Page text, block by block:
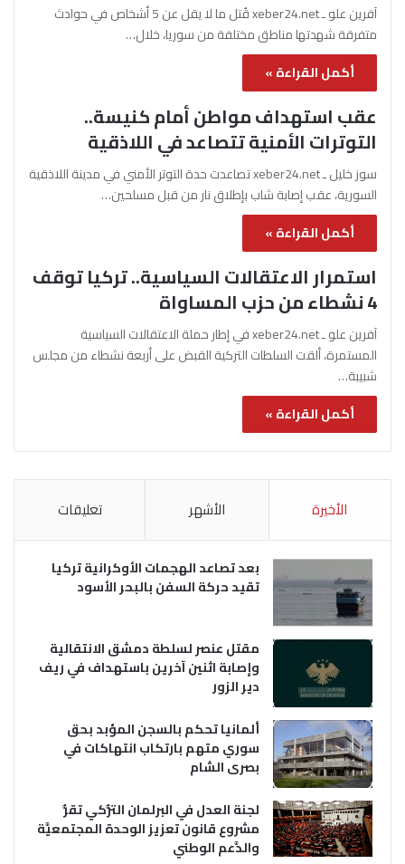
آفرين علو ـ xeber24.net قُتل ما لا يقل عن 5 أشخاص في حوادث
متفرقة شهدتها مناطق مختلفة من سوريا، خلال…
أكمل القراءة »
عقب استهداف مواطن أمام كنيسة..
التوترات الأمنية تتصاعد في اللاذقية
سوز خليل ـ xeber24.net تصاعدت حدة التوتر الأمني في مدينة اللاذقية
السورية، عقب إصابة شاب بإطلاق نار من قبل مسلحين…
أكمل القراءة »
استمرار الاعتقالات السياسية.. تركيا توقف
4 نشطاء من حزب المساواة
آفرين علو ـ xeber24.net في إطار حملة الاعتقالات السياسية
المستمرة، ألقت السلطات التركية القبض على أربعة نشطاء من مجلس
شبيبة…
أكمل القراءة »
الأخيرة الأشهر تعليقات
بعد تصاعد الهجمات الأوكرانية تركيا
تقيد حركة السفن بالبحر الأسود
مقتل عنصر لسلطة دمشق الانتقالية
وإصابة اثنين آخرين باستهداف في ريف
دير الزور
ألمانيا تحكم بالسجن المؤبد بحق
سوري متهم بارتكاب انتهاكات في
بصرى الشام
لجنة العدل في البرلمان التُّركي تقرُّ
مشروع قانون تعزيز الوحدة المجتمعيَّة
والدَّعم الوطني